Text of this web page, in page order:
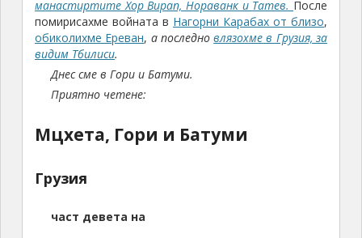
манастиртите Хор Вирап, Нораванк и Татев. После
помирисахме войната в Нагорни Карабах от близо,
обиколихме Ереван, а последновлязохме в Грузия, за
видим Тбилиси.
Днес сме в Гори и Батуми.
Приятно четене:
Мцхета, Гори и Батуми
Грузия
част девета на